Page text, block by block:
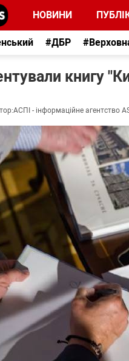
НОВИНИ
#ДБР
книгу
АСПІ - інформаційне агентство